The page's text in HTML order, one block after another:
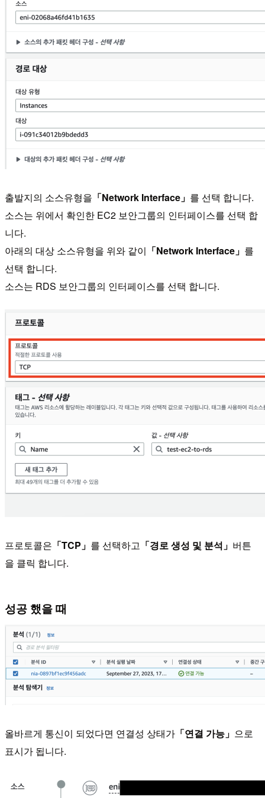
출발지의 소스유형을 「Network Interface」 를 선택 합니다.
소스는 위에서 확인한 EC2 보안그룹의 인터페이스를 선택 합
니다.
아래의 대상 소스유형을 위와 같이 「Network Interface」 를
선택 합니다.
소스는 RDS 보안그룹의 인터페이스를 선택 합니다.
프로토콜은 「TCP」 를 선택하고 「경로 생성 및 분석」 버튼
을 클릭 합니다.
성공 했을 때
올바르게 통신이 되었다면 연결성 상태가 「연결 가능」 으로
표시가 됩니다.